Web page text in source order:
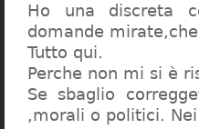
Ho una discreta
domande
Tutto qui.
Perche non mi si è
Se sbaglio
,morali o politici.